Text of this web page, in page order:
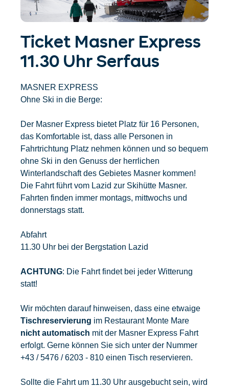
Gutscheinshop
Deutsch
+43/5476/6239
info@serfaus-fiss-ladis.at